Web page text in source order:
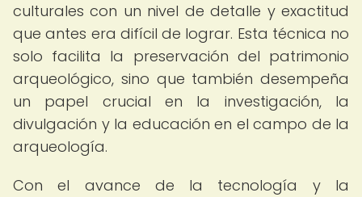
culturales con un nivel de detalle y exactitud
que antes era difícil de lograr. Esta técnica no
solo facilita la preservación del patrimonio
arqueológico, sino que también desempeña
un papel crucial en la investigación, la
divulgación y la educación en el campo de la
arqueología.
Con el avance de la tecnología y la